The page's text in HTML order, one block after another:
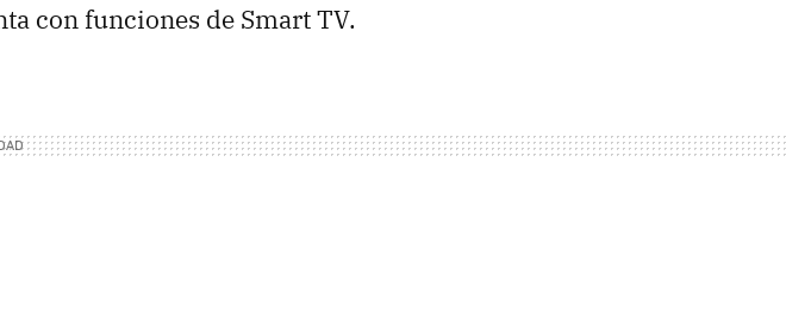
con funciones de Smart TV.